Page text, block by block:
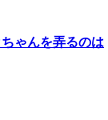
ゃんを弄るのは